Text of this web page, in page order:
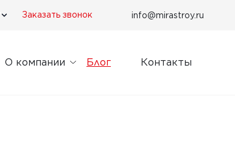
Заказать звонок info@mirastroy.ru
О компании Блог Контакты